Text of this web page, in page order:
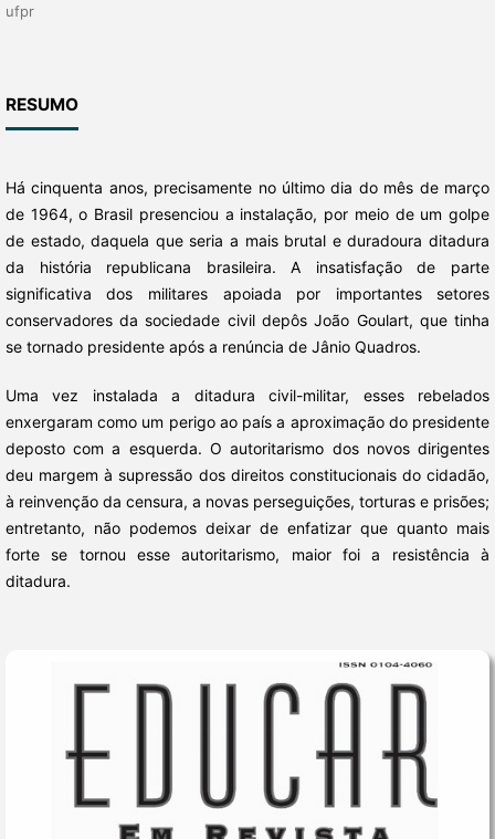
ufpr
RESUMO
Há cinquenta anos, precisamente no último dia do mês de março
de 1964, o Brasil presenciou a instalação, por meio de um golpe
de estado, daquela que seria a mais brutal e duradoura ditadura
da história republicana brasileira. A insatisfação de parte
significativa dos militares apoiada por importantes seto­res
conservadores da sociedade civil depôs João Goulart, que tinha
se tornado presidente após a renúncia de Jânio Quadros.
Uma vez instalada a ditadura civil-militar, esses rebelados
enxergaram como um perigo ao país a aproximação do presidente
deposto com a esquerda. O autoritarismo dos novos dirigentes
deu margem à supressão dos direitos cons­titucionais do cidadão,
à reinvenção da censura, a novas perseguições, torturas e prisões;
entretanto, não podemos deixar de enfatizar que quanto mais
forte se tornou esse autoritarismo, maior foi a resistência à
ditadura.